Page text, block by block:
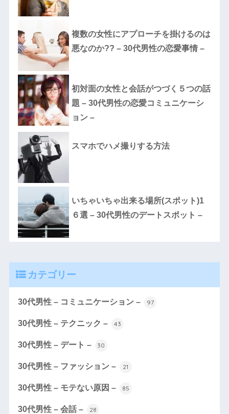
複数の女性にアプローチを掛けるのは
悪なのか?? – 30代男性の恋愛事情 –
初対面の女性と会話がつづく５つの話
題 – 30代男性の恋愛コミュニケーシ
ョン –
スマホでハメ撮りする方法
いちゃいちゃ出来る場所(スポット)1
６選 – 30代男性のデートスポット –
カテゴリー
30代男性 – コミュニケーション – 97
30代男性 – テクニック – 43
30代男性 – デート – 30
30代男性 – ファッション – 21
30代男性 – モテない原因 – 85
30代男性 – 会話 – 28